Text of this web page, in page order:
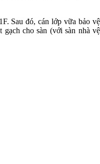
Sau đó, cán lớp vữa bảo vệ
cho sàn (với sàn nhà vệ